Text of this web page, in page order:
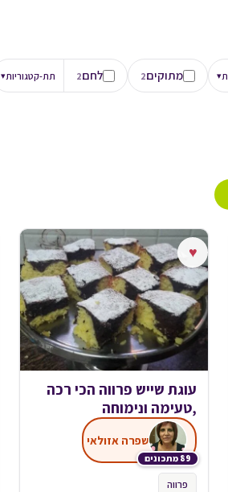
▾ מתוקים2 לחם2 תת-קטגוריות▾
♥
עוגת שייש פרווה הכי רכה
,טעימה ונימוחה
89 מתכונים
שפרה אזולאי
פרווה